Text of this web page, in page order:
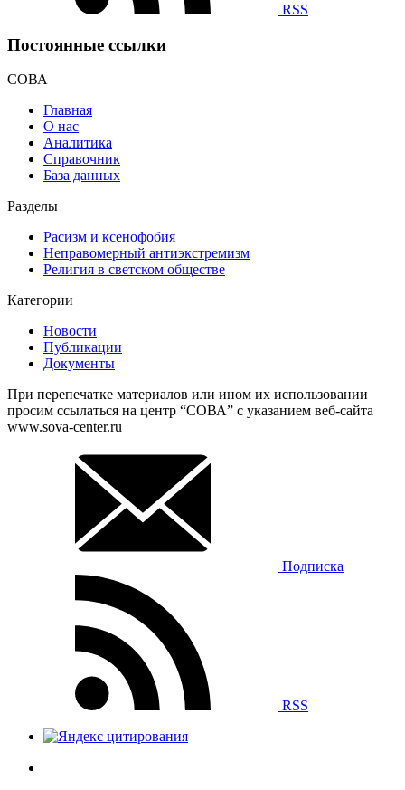
RSS
Постоянные ссылки
СОВА
Главная
О нас
Аналитика
Справочник
База данных
Разделы
Расизм и ксенофобия
Неправомерный антиэкстремизм
Религия в светском обществе
Категории
Новости
Публикации
Документы
При перепечатке материалов или ином их использовании
просим ссылаться на центр “СОВА” с указанием веб-сайта
www.sova-center.ru
Подписка
RSS